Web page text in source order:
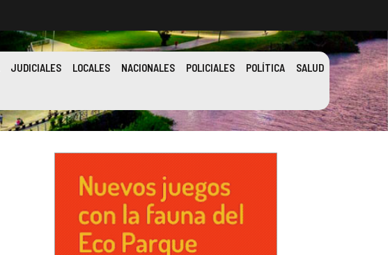
JUDICIALES LOCALES NACIONALES POLICIALES POLÍTICA SALUD